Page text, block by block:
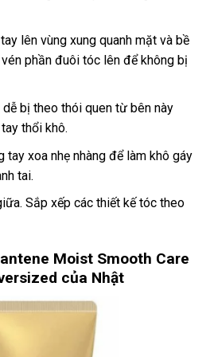
lên vùng xung quanh mặt và bề
phần đuôi tóc lên để không bị
bị theo thói quen từ bên này
thổi khô.
tay xoa nhẹ nhàng để làm khô gáy
tai.
Sắp xếp các thiết kế tóc theo
Moist Smooth Care
của Nhật